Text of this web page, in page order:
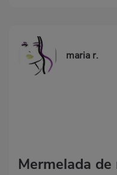
maria r.
Mermelada de